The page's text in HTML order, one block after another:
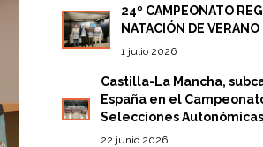
24º CAMPEONATO
NATACIÓN DE VERANO
1 julio 2026
Castilla-La Mancha,
España en el
Selecciones Autonómicas
22 junio 2026